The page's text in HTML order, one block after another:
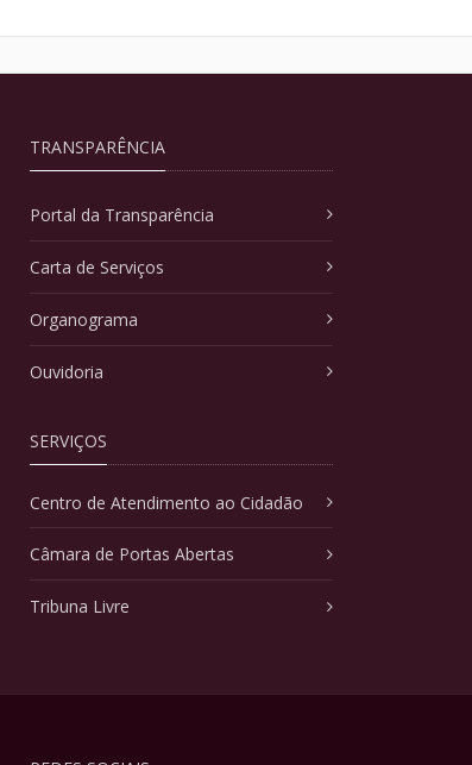
TRANSPARÊNCIA
Portal da Transparência
Carta de Serviços
Organograma
Ouvidoria
SERVIÇOS
Centro de Atendimento ao Cidadão
Câmara de Portas Abertas
Tribuna Livre